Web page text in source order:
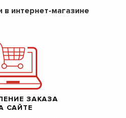
в интернет-магазине
ЗАКАЗА
САЙТЕ